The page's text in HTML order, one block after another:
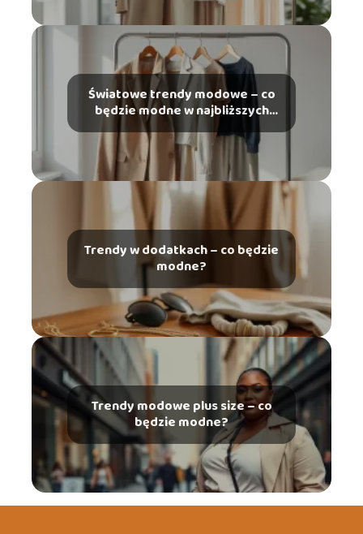
Światowe trendy modowe – co
będzie modne w najbliższych
latach?
Trendy w dodatkach – co będzie
modne?
Trendy modowe plus size – co
będzie modne?